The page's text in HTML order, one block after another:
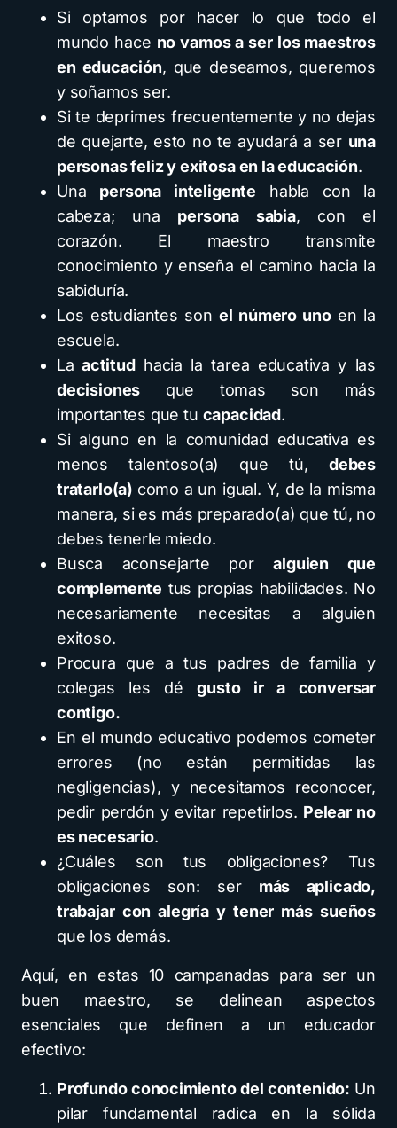
Si optamos por hacer lo que todo el
mundo hace no vamos a ser los maestros
en educación, que deseamos, queremos
y soñamos ser.
Si te deprimes frecuentemente y no dejas
de quejarte, esto no te ayudará a ser una
personas feliz y exitosa en la educación.
Una persona inteligente habla con la
cabeza; una persona sabia, con el
corazón. El maestro transmite
conocimiento y enseña el camino hacia la
sabiduría.
Los estudiantes sonel número unoen la
escuela.
La actitudhacia la tarea educativa y las
decisiones que tomas son más
importantes que tu capacidad.
Si alguno en la comunidad educativa es
menos talentoso(a) que tú, debes
tratarlo(a) como a un igual. Y, de la misma
manera, si es más preparado(a) que tú, no
debes tenerle miedo.
Busca aconsejarte poralguien que
complemente tus propias habilidades. No
necesariamente necesitas a alguien
exitoso.
Procura que a tus padres de familia y
colegas les dégusto ir a conversar
contigo.
En el mundo educativo podemos cometer
errores (no están permitidas las
negligencias), y necesitamos reconocer,
pedir perdón y evitar repetirlos. Pelear no
es necesario.
¿Cuáles son tus obligaciones? Tus
obligaciones son: ser más aplicado,
trabajar con alegría y tener más sueños
que los demás.
Aquí, en estas 10 campanadas para ser un
buen maestro, se delinean aspectos
esenciales que definen a un educador
efectivo:
Profundo conocimiento del contenido: Un
pilar fundamental radica en la sólida